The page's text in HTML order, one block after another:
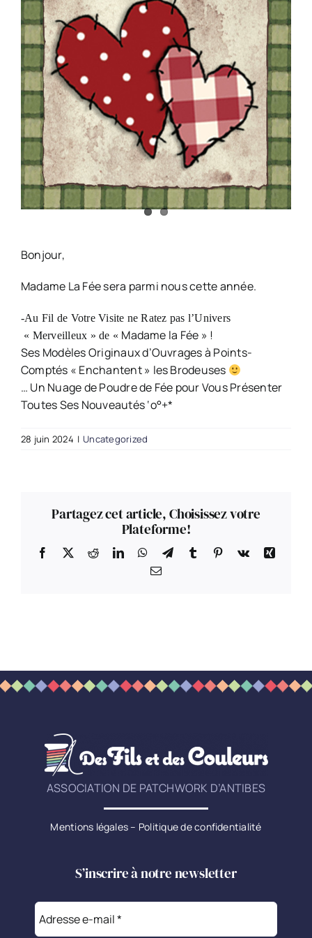
Bonjour,
Madame La Fée sera parmi nous cette année.
-Au Fil de Votre Visite ne Ratez pas l’Univers
« Merveilleux » de « Madame la Fée » !
Ses Modèles Originaux d’Ouvrages à Points-
Comptés « Enchantent » les Brodeuses
… Un Nuage de Poudre de Fée pour Vous Présenter
Toutes Ses Nouveautés ‘o°+*
28 juin 2024 | Uncategorized
Partagez cet article, Choisissez votre
Plateforme!
Facebook
X RedditLinkedInWhatsApp
TelegramTumblr Pinterest
Vk
Xing
Email
ASSOCIATION DE PATCHWORK D’ANTIBES
Mentions légales– Politique de confidentialité
S’inscrire à notre newsletter